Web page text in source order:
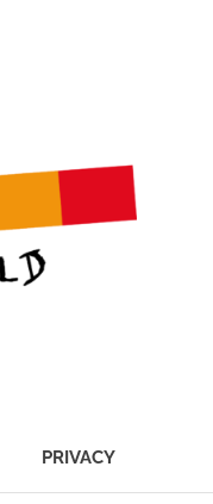
PRIVACY